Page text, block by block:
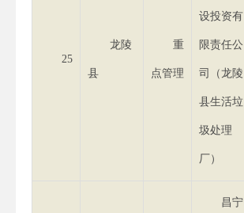
25
龙陵
县
重
点管理
设投资有
限责任公
司（龙陵
县生活垃
圾处理
厂）
昌宁